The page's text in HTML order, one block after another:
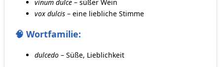
vinum dulce – süßer Wein
vox dulcis – eine liebliche Stimme
🧠 Wortfamilie:
dulcedo – Süße, Lieblichkeit